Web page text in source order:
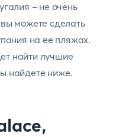
- не очень
можете сделать
на ее пляжах.
найти лучшие
найдете ниже.